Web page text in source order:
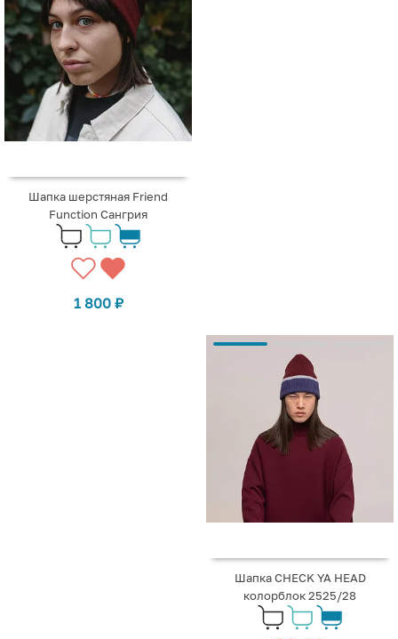
Шапка шерстяная Friend
Function Сангрия
1 800 ₽
Шапка CHECK YA HEAD
колорблок 2525/28